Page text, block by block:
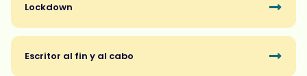
Lockdown
Escritor al fin y al cabo